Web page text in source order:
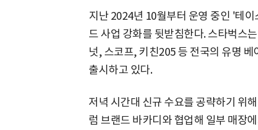
지난 2024년 10월부터 운영 중인 '테
드 사업 강화를 뒷받침한다. 스타벅스
넛, 스코프, 키친205 등 전국의 유명
출시하고 있다.
저녁 시간대 신규 수요를 공략하기 위
럼 브랜드 바카디와 협업해 일부 매장